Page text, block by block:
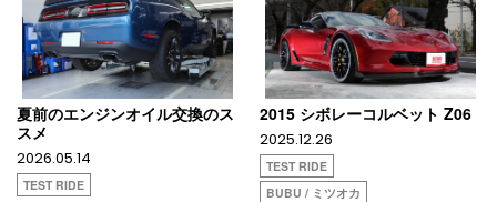
夏前のエンジンオイル交換のス
スメ
2026.05.14
TEST RIDE
2015 シボレーコルベット Z06
2025.12.26
TEST RIDE
BUBU / ミツオカ